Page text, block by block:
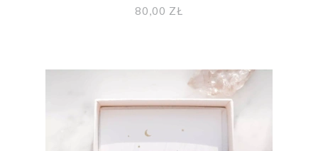
Z AMETYSTEM
80,00 ZŁ